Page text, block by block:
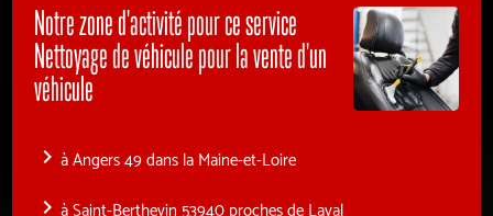
Notre zone d'activité pour ce service
Nettoyage de véhicule pour la vente d'un
véhicule
navigate_nextà Angers 49 dans la Maine-et-Loire
navigate_nextà Saint-Berthevin 53940 proches de Laval